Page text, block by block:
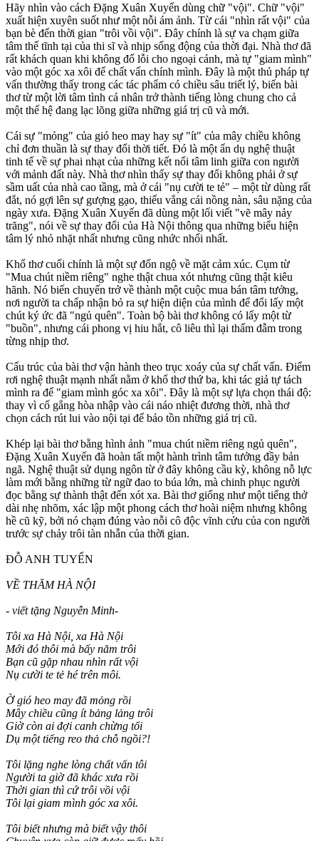
Hãy nhìn vào cách Đặng Xuân Xuyến dùng chữ "vội". Chữ "vội"
xuất hiện xuyên suốt như một nỗi ám ảnh. Từ cái "nhìn rất vội" của
bạn bè đến thời gian "trôi vồi vội". Đây chính là sự va chạm giữa
tâm thế tĩnh tại của thi sĩ và nhịp sống động của thời đại. Nhà thơ đã
rất khách quan khi không đổ lỗi cho ngoại cảnh, mà tự "giam mình"
vào một góc xa xôi để chất vấn chính mình. Đây là một thủ pháp tự
vấn thường thấy trong các tác phẩm có chiều sâu triết lý, biến bài
thơ từ một lời tâm tình cá nhân trở thành tiếng lòng chung cho cả
một thế hệ đang lạc lõng giữa những giá trị cũ và mới.
Cái sự "mỏng" của gió heo may hay sự "ít" của mây chiều không
chỉ đơn thuần là sự thay đổi thời tiết. Đó là một ẩn dụ nghệ thuật
tinh tế về sự phai nhạt của những kết nối tâm linh giữa con người
với mảnh đất này. Nhà thơ nhìn thấy sự thay đổi không phải ở sự
sầm uất của nhà cao tầng, mà ở cái "nụ cười te tẻ" – một từ dùng rất
đắt, nó gợi lên sự gượng gạo, thiếu vắng cái nồng nàn, sâu nặng của
ngày xưa. Đặng Xuân Xuyến đã dùng một lối viết "vẽ mây nảy
trăng", nói về sự thay đổi của Hà Nội thông qua những biểu hiện
tâm lý nhỏ nhặt nhất nhưng cũng nhức nhối nhất.
Khổ thơ cuối chính là một sự đốn ngộ về mặt cảm xúc. Cụm từ
"Mua chút niềm riêng" nghe thật chua xót nhưng cũng thật kiêu
hãnh. Nó biến chuyến trở về thành một cuộc mua bán tâm tưởng,
nơi người ta chấp nhận bỏ ra sự hiện diện của mình để đổi lấy một
chút ký ức đã "ngủ quên". Toàn bộ bài thơ không có lấy một từ
"buồn", nhưng cái phong vị hiu hắt, cô liêu thì lại thấm đẫm trong
từng nhịp thơ.
Cấu trúc của bài thơ vận hành theo trục xoáy của sự chất vấn. Điểm
rơi nghệ thuật mạnh nhất nằm ở khổ thơ thứ ba, khi tác giả tự tách
mình ra để "giam mình góc xa xôi". Đây là một sự lựa chọn thái độ:
thay vì cố gắng hòa nhập vào cái náo nhiệt đương thời, nhà thơ
chọn cách rút lui vào nội tại để bảo tồn những giá trị cũ.
Khép lại bài thơ bằng hình ảnh "mua chút niềm riêng ngủ quên",
Đặng Xuân Xuyến đã hoàn tất một hành trình tâm tưởng đầy bản
ngã. Nghệ thuật sử dụng ngôn từ ở đây không cầu kỳ, không nỗ lực
làm mới bằng những từ ngữ đao to búa lớn, mà chinh phục người
đọc bằng sự thành thật đến xót xa. Bài thơ giống như một tiếng thở
dài nhẹ nhõm, xác lập một phong cách thơ hoài niệm nhưng không
hề cũ kỹ, bởi nó chạm đúng vào nỗi cô độc vĩnh cửu của con người
trước sự chảy trôi tàn nhẫn của thời gian.
ĐỖ ANH TUYẾN
VỀ THĂM HÀ NỘI
- viết tặng Nguyễn Minh-
Tôi xa Hà Nội, xa Hà Nội
Mới đó thôi mà bấy năm trôi
Bạn cũ gặp nhau nhìn rất vội
Nụ cười te tẻ hé trên môi.
Ờ gió heo may đã mỏng rồi
Mây chiều cũng ít bảng lảng trôi
Giờ còn ai đợi canh chừng tối
Dụ một tiếng reo thả chỗ ngồi?!
Tôi lặng nghe lòng chất vấn tôi
Người ta giờ đã khác xưa rồi
Thời gian thì cứ trôi vồi vội
Tôi lại giam mình góc xa xôi.
Tôi biết nhưng mà biết vậy thôi